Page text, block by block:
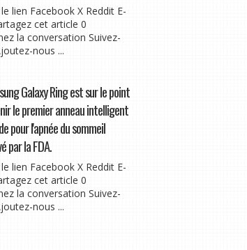
lien Facebook X Reddit E-
cet article 0
la conversation Suivez-
nous ...
Galaxy Ring est sur le point
le premier anneau intelligent
pour l'apnée du sommeil
par la FDA.
lien Facebook X Reddit E-
cet article 0
la conversation Suivez-
nous ...